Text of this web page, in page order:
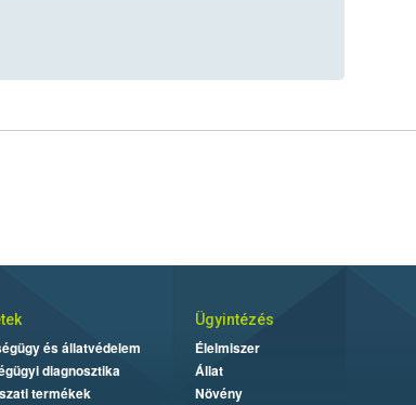
és állatvédelem
diagnosztika
termékek
Ügyintézés
Élelmiszer
Állat
Növény